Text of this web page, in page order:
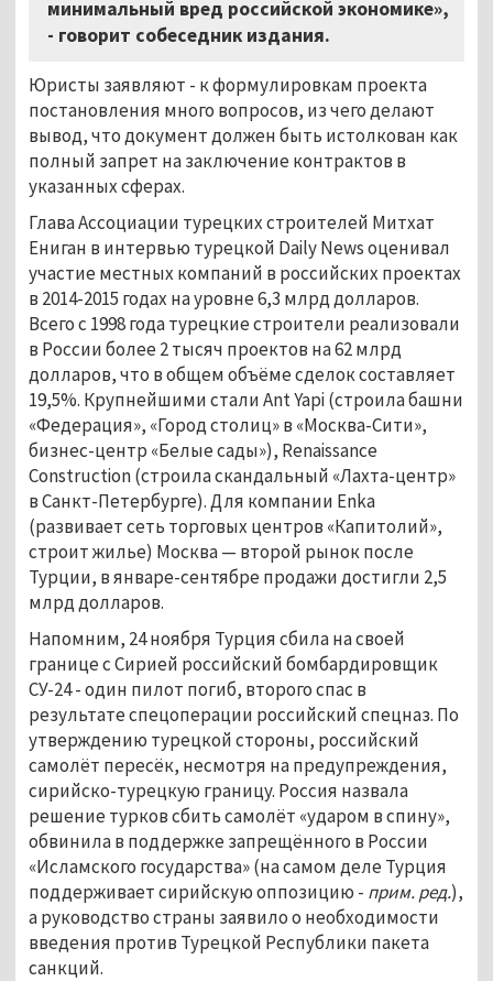
минимальный вред российской экономике»,
- говорит собеседник издания.
Юристы заявляют - к формулировкам проекта
постановления много вопросов, из чего делают
вывод, что документ должен быть истолкован как
полный запрет на заключение контрактов в
указанных сферах.
Глава Ассоциации турецких строителей Митхат
Ениган в интервью турецкой Daily News оценивал
участие местных компаний в российских проектах
в 2014-2015 годах на уровне 6,3 млрд долларов.
Всего с 1998 года турецкие строители реализовали
в России более 2 тысяч проектов на 62 млрд
долларов, что в общем объёме сделок составляет
19,5%. Крупнейшими стали Ant Yapi (строила башни
«Федерация», «Город столиц» в «Москва-Сити»,
бизнес-центр «Белые сады»), Renaissance
Construction (строила скандальный «Лахта-центр»
в Санкт-Петербурге). Для компании Enka
(развивает сеть торговых центров «Капитолий»,
строит жилье) Москва — второй рынок после
Турции, в январе-сентябре продажи достигли 2,5
млрд долларов.
Напомним, 24 ноября Турция сбила на своей
границе с Сирией российский бомбардировщик
СУ-24 - один пилот погиб, второго спас в
результате спецоперации российский спецназ. По
утверждению турецкой стороны, российский
самолёт пересёк, несмотря на предупреждения,
сирийско-турецкую границу. Россия назвала
решение турков сбить самолёт «ударом в спину»,
обвинила в поддержке запрещённого в России
«Исламского государства» (на самом деле Турция
поддерживает сирийскую оппозицию - прим. ред.),
а руководство страны заявило о необходимости
введения против Турецкой Республики пакета
санкций.